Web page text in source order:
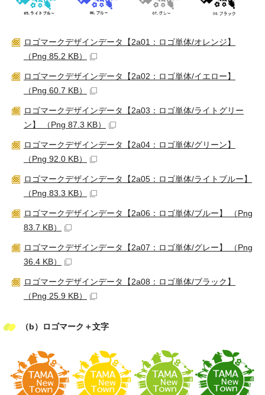
ロゴマークデザインデータ【2a01：ロゴ単体/オレンジ】
（Png 85.2 KB）
ロゴマークデザインデータ【2a02：ロゴ単体/イエロー】
（Png 60.7 KB）
ロゴマークデザインデータ【2a03：ロゴ単体/ライトグリー
ン】 （Png 87.3 KB）
ロゴマークデザインデータ【2a04：ロゴ単体/グリーン】
（Png 92.0 KB）
ロゴマークデザインデータ【2a05：ロゴ単体/ライトブルー】
（Png 83.3 KB）
ロゴマークデザインデータ【2a06：ロゴ単体/ブルー】 （Png
83.7 KB）
ロゴマークデザインデータ【2a07：ロゴ単体/グレー】 （Png
36.4 KB）
ロゴマークデザインデータ【2a08：ロゴ単体/ブラック】
（Png 25.9 KB）
（b）ロゴマーク＋文字